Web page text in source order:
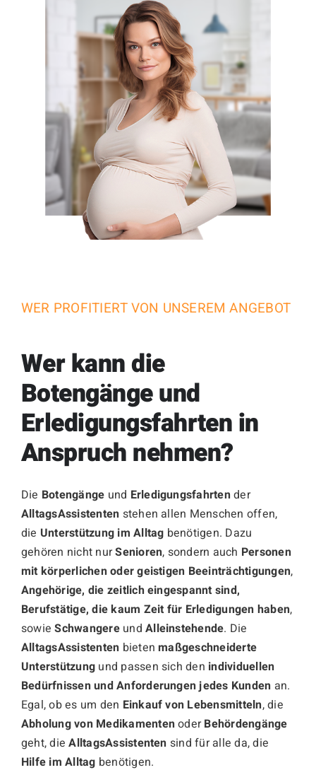
WER PROFITIERT VON UNSEREM ANGEBOT
Wer kann die
Botengänge und
Erledigungsfahrten in
Anspruch nehmen?
Die Botengänge und Erledigungsfahrtender
AlltagsAssistenten stehen allen Menschen offen,
die Unterstützung im Alltag benötigen. Dazu
gehören nicht nurSenioren, sondern auch Personen
mit körperlichen oder geistigen Beeinträchtigungen,
Angehörige, die zeitlich eingespannt sind,
Berufstätige, die kaum Zeit für Erledigungen haben,
sowieSchwangere undAlleinstehende. Die
AlltagsAssistenten bietenmaßgeschneiderte
Unterstützung und passen sich den individuellen
Bedürfnissen und Anforderungen jedes Kunden an.
Egal, ob es um den Einkauf von Lebensmitteln, die
Abholung von MedikamentenoderBehördengänge
geht, die AlltagsAssistenten sind für alle da, die
Hilfe im Alltag benötigen.